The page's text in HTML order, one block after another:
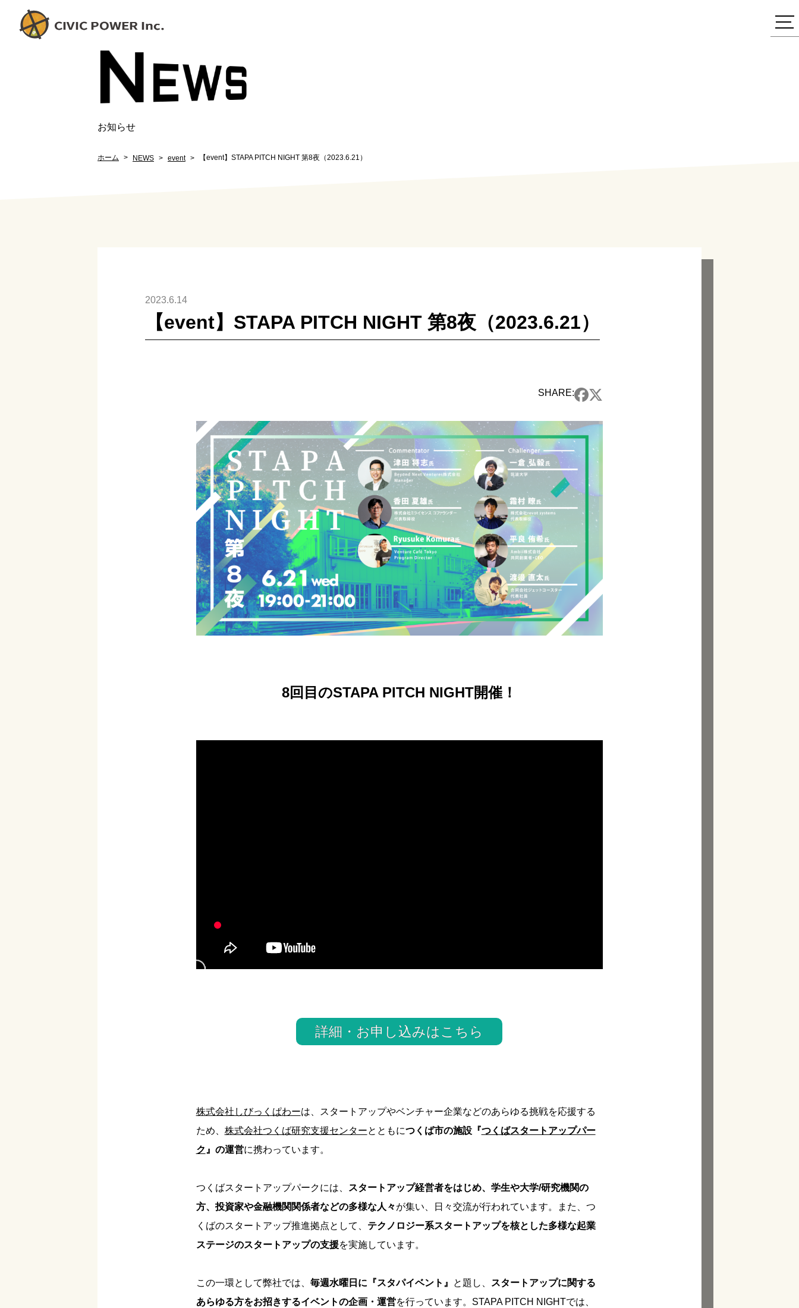
NEW
S
お知らせ
ホーム NEWS event 【event】STAPA PITCH NIGHT 第8夜（2023.6.21）
2023.6.14
【event】STAPA PITCH NIGHT 第8夜（2023.6.21）
SHARE:
8回目のSTAPA PITCH NIGHT開催！
詳細・お申し込みはこちら
株式会社しびっくぱわーは、スタートアップやベンチャー企業などのあらゆる挑戦を応援する
ため、 株式会社つくば研究支援センターとともにつくば市の施設『つくばスタートアップパー
ク 』の運営に携わっています。
つくばスタートアップパークには、
スタートアップ経営者をはじめ、学生や大学/研究機関の
方、投資家や金融機関関係者などの多様な人々が集い、日々交流が行われています。また、つ
くばのスタートアップ推進拠点として、 テクノロジー系スタートアップを核とした多様な起業
ステージのスタートアップの支援を実施しています。
この一環として弊社では、 毎週水曜日に『スタパイベント』 と題し、
スタートアップに関する
あらゆる方をお招きするイベントの企画・運営を行っています。STAPA PITCH NIGHTでは、